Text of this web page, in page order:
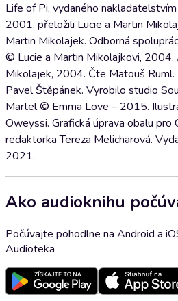
Life of Pi, vydaného
2001, přeložili Lucie a Martin
Martin Mikolajek. Odborná
© Lucie a Martin Mikolajkovi,
Mikolajek, 2004. Čte Matouš Ruml.
Pavel Štěpánek. Vyrobilo studio
Martel © Emma Love – 2015.
Oweyssi. Grafická úprava obalu pro
redaktorka Tereza Melicharová.
2021.
Ako audioknihu
Počúvajte pohodlne na Android a
Audioteka